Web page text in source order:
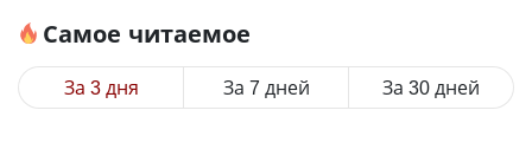
Самое читаемое
За 3 дня За 7 дней За 30 дней